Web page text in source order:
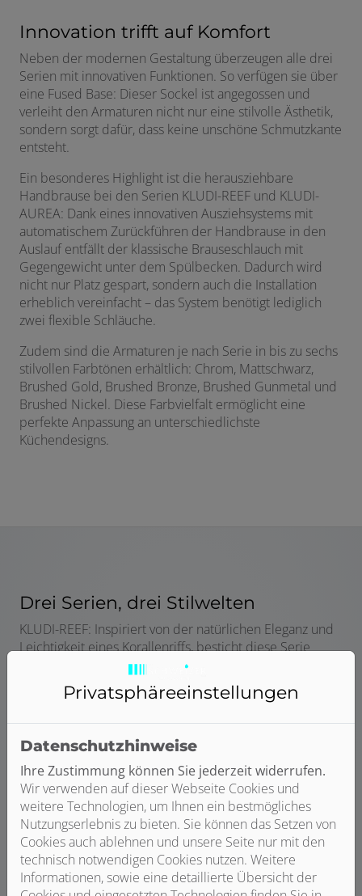
Innovation trifft auf Komfort
Neben der modernen Gestaltung überzeugen alle drei
Serien mit innovativen Funktionen. So verfügen sie über
eine Fused Base: Dieser Sockel ist angegossen und
verleiht den Armaturen nicht nur eine stilvolle Ästhetik,
sondern sorgt dafür, dass keine unschöne Schmutzkante
entsteht.
Ein besonderes Highlight ist die herausziehbare
Handbrause bei den Serien KLUDI-REEF und KLUDI-
AUREA: Dank eines innovativen Ausziehsystems mit
automatischem Zurückführen der Handbrause in den
Auslauf entfällt der klassische Brauseschlauch mit
Gegengewicht unter dem Spülbecken. Dadurch wird
nicht nur Platz gespart, sondern auch die Installation
erheblich vereinfacht – das System benötigt lediglich
zwei flexible Schläuche.
Zudem sind die Armaturen je nach Serie in bis zu sechs
stilvollen Farbtönen erhältlich: Chrom, Mattschwarz,
Brushed Gold, Brushed Bronze, Brushed Gunmetal und
Brushed Nickel. Diese Farbvielfalt ermöglicht eine
perfekte Anpassung an unterschiedlichste
Küchendesigns.
Drei Serien, drei Stilwelten
KLUDI-REEF: Inspiriert von der natürlichen Eleganz und
Leichtigkeit eines Korallenriffs, besticht diese Serie
durch ihre geschwungenen, fließenden Formen und
eine besonders angenehme Haptik. Perfekt für alle, die
Wert auf organisches Design und sanfte Linien legen.
visuelles Highlight und verleihen sowohl traditionellen
als auch modernen Küchenarmaturen eine elegante
Modernität und Raffinesse. Der schlanke Griff passt
perfekt zur minimalistischen Form der gesamten
Armatur, deren Körper mit einem Durchmesser von nur
24 Millimetern besonders schlank ist. Technologische
Highlights sind das innovative Ausziehsystem mit
automatischem Zurückführen der Handbrause in den
Auslauf in Kombination mit dem um 360° schwenkbaren
Privatsphäre­einstellungen
Datenschutzhinweise
Ihre Zustimmung können Sie jederzeit widerrufen.
Wir verwenden auf dieser Webseite Cookies und
weitere Technologien, um Ihnen ein bestmögliches
Nutzungserlebnis zu bieten. Sie können das Setzen von
Cookies auch ablehnen und unsere Seite nur mit den
technisch notwendigen Cookies nutzen. Weitere
Informationen, sowie eine detaillierte Übersicht der